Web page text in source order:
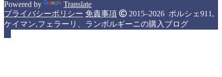
Powered by
Translate
プライバシーポリシー 免責事項
2015–2026 ポルシェ911,
ケイマン,フェラーリ、ランボルギーニの購入ブログ